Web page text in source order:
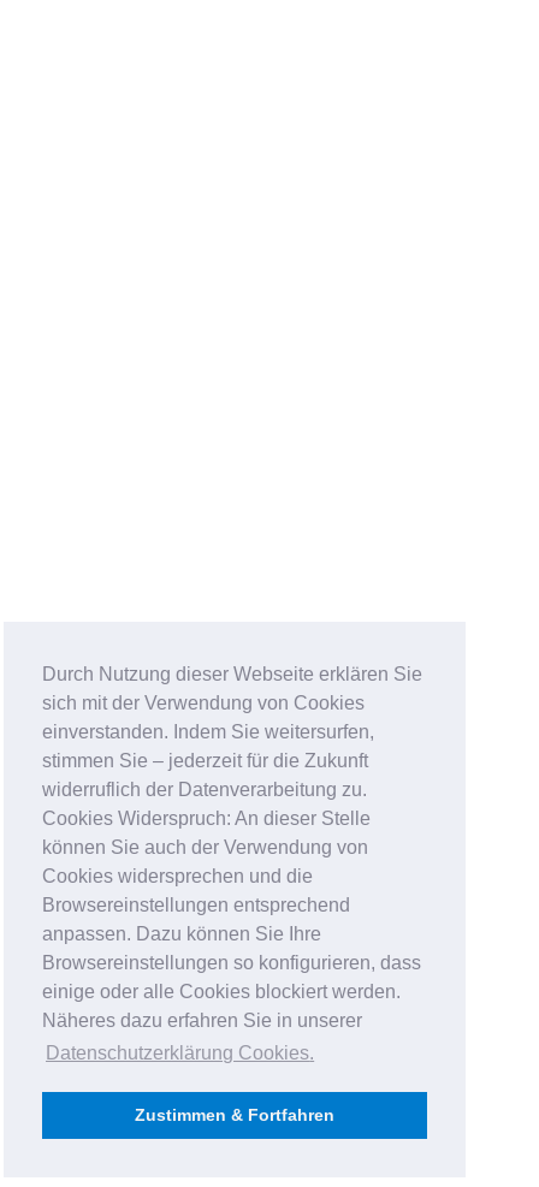
Durch Nutzung dieser Webseite erklären Sie
sich mit der Verwendung von Cookies
einverstanden. Indem Sie weitersurfen,
stimmen Sie – jederzeit für die Zukunft
widerruflich der Datenverarbeitung zu.
Cookies Widerspruch: An dieser Stelle
können Sie auch der Verwendung von
Cookies widersprechen und die
Browsereinstellungen entsprechend
anpassen. Dazu können Sie Ihre
Browsereinstellungen so konfigurieren, dass
einige oder alle Cookies blockiert werden.
Näheres dazu erfahren Sie in unserer
Datenschutzerklärung Cookies.
Zustimmen & Fortfahren